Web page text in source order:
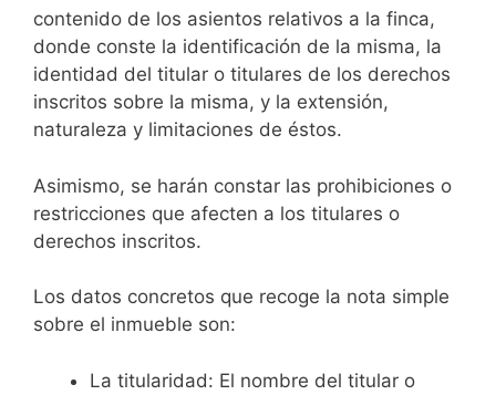
contenido de los asientos relativos a la finca,
donde conste la identificación de la misma, la
identidad del titular o titulares de los derechos
inscritos sobre la misma, y la extensión,
naturaleza y limitaciones de éstos.
Asimismo, se harán constar las prohibiciones o
restricciones que afecten a los titulares o
derechos inscritos.
Los datos concretos que recoge la nota simple
sobre el inmueble son:
La titularidad: El nombre del titular o